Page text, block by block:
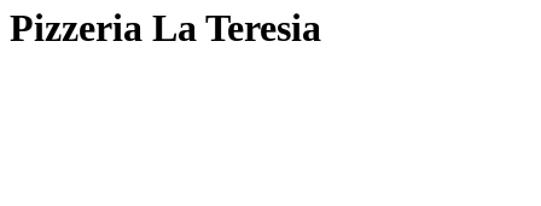
Pizzeria La Teresia